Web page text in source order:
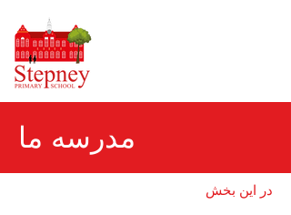
مدرسه ما
در این بخش